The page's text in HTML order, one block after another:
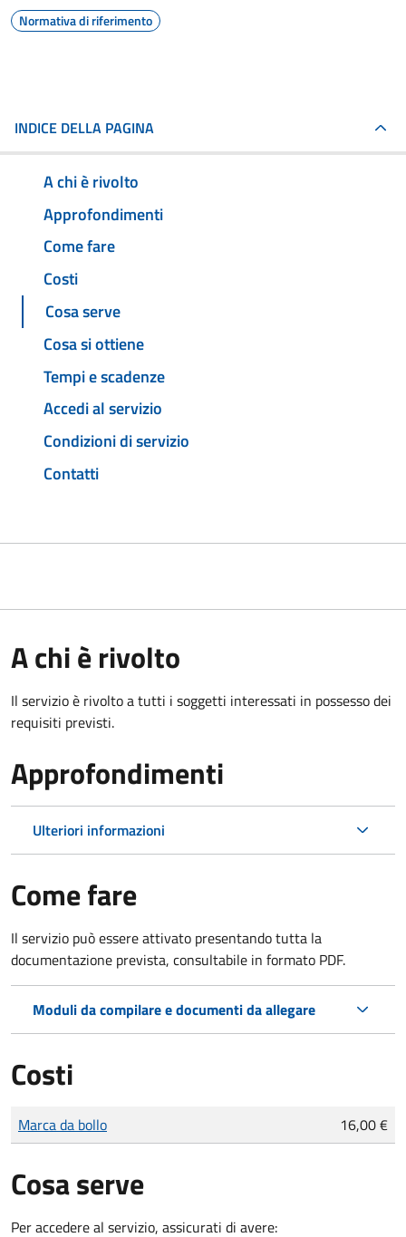
Normativa di riferimento
INDICE DELLA PAGINA
A chi è rivolto
Approfondimenti
Come fare
Costi
Cosa serve
Cosa si ottiene
Tempi e scadenze
Accedi al servizio
Condizioni di servizio
Contatti
A chi è rivolto
Il servizio è rivolto a tutti i soggetti interessati in possesso dei
requisiti previsti.
Approfondimenti
Ulteriori informazioni
Come fare
Il servizio può essere attivato presentando tutta la
documentazione prevista, consultabile in formato PDF.
Moduli da compilare e documenti da allegare
Costi
Tipo di pagamento
Importo
Marca da bollo 16,00 €
Cosa serve
Per accedere al servizio, assicurati di avere: